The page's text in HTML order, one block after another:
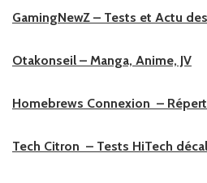
GamingNewZ – Tests et Actu
Otakonseil – Manga, Anime, JV
Homebrews Connexion –
Tech Citron – Tests HiTech